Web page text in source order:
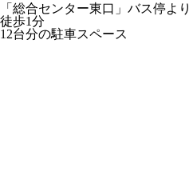
「総合センター東口」バス停より
徒歩1分
12台分の駐車スペース